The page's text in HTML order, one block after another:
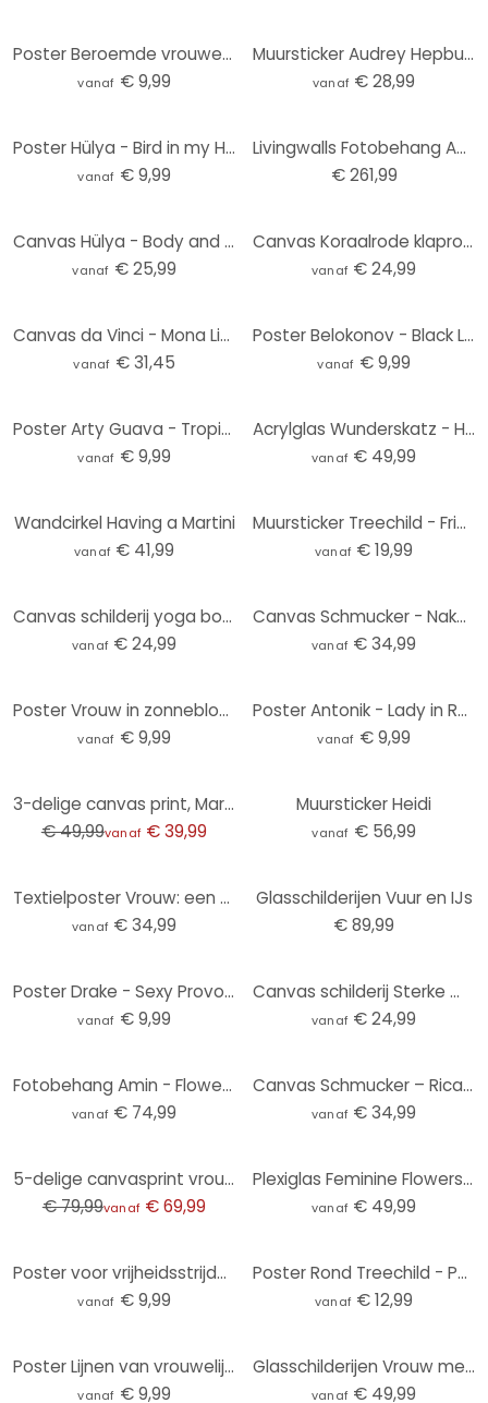
Poster Beroemde vrouwen uit de literatuur - Tohmé
vanaf € 9,99
Muursticker Audrey Hepburn
vanaf € 28,99
Poster Hülya - Bird in my Hand
vanaf € 9,99
Livingwalls Fotobehang ARTist Audrey
€ 261,99
Canvas Hülya - Body and Mind
vanaf € 25,99
Canvas Koraalrode klaprozen - Treechild
vanaf € 24,99
Canvas da Vinci - Mona Lisa
vanaf € 31,45
Poster Belokonov - Black Lace
vanaf € 9,99
Poster Arty Guava - Tropical Lady
vanaf € 9,99
Acrylglas Wunderskatz - Half nude
vanaf € 49,99
Wandcirkel Having a Martini
vanaf € 41,99
Muursticker Treechild - Frida
vanaf € 19,99
Canvas schilderij yoga boom houding in de zon cirkel - Manovski
vanaf € 24,99
Canvas Schmucker - Naked Poppy
vanaf € 34,99
Poster Vrouw in zonnebloemveld - Goed Blauw
vanaf € 9,99
Poster Antonik - Lady in Red
vanaf € 9,99
3-delige canvas print, Marilyn Monroe kleur
€ 49,99vanaf € 39,99
Muursticker Heidi
vanaf € 56,99
Textielposter Vrouw: een modern icoon - Müller
vanaf € 34,99
Glasschilderijen Vuur en IJs
€ 89,99
Poster Drake - Sexy Provocation
vanaf € 9,99
Canvas schilderij Sterke moeder met kind - Goed Blauw
vanaf € 24,99
Fotobehang Amin - Flowers in her hair
vanaf € 74,99
Canvas Schmucker – Ricarda - Panorama
vanaf € 34,99
5-delige canvasprint vrouwelijk naakt beige
€ 79,99vanaf € 69,99
Plexiglas Feminine Flowers - Moth
vanaf € 49,99
Poster voor vrijheidsstrijder in Pop Art - Treechild
vanaf € 9,99
Poster Rond Treechild - Portret van Frida
vanaf € 12,99
Poster Lijnen van vrouwelijkheid - Treechild
vanaf € 9,99
Glasschilderijen Vrouw met rode bloemkroon en vogel - Hülya - Rond
vanaf € 49,99